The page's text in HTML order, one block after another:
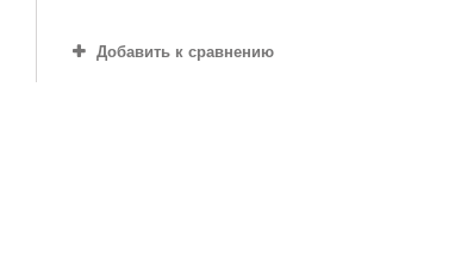
Добавить к сравнению